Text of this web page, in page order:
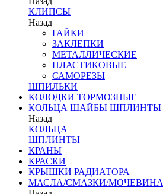
КЛИПСЫ
Назад
ГАЙКИ
ЗАКЛЕПКИ
МЕТАЛЛИЧЕСКИЕ
ПЛАСТИКОВЫЕ
САМОРЕЗЫ
ШПИЛЬКИ
КОЛОДКИ ТОРМОЗНЫЕ
КОЛЬЦА ШАЙБЫ ШПЛИНТЫ
Назад
КОЛЬЦА
ШПЛИНТЫ
КРАНЫ
КРАСКИ
КРЫШКИ РАДИАТОРА
МАСЛА/СМАЗКИ/МОЧЕВИНА